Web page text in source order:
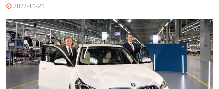
2022-11-21